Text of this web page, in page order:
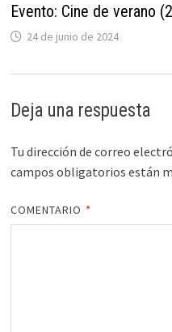
Evento: Cine de verano
24 de junio de 2024
Deja una respuesta
Tu dirección de correo
campos obligatorios están
COMENTARIO *